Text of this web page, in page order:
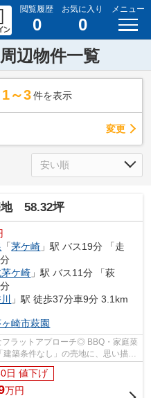
閲覧履歴
0
お気に入り
0
メニュー
辺物件一覧
1～3 件を表示
変更
58.32坪
「茅ケ崎 」駅 バス19分 「走
ケ崎 」駅 バス11分 「萩
」駅 徒歩37分車9分 3.1km
崎市萩園
ラットアプローチ◎ BBQ・家庭菜
築条件なし」の売地に、思い描く
日 値下げ
万円